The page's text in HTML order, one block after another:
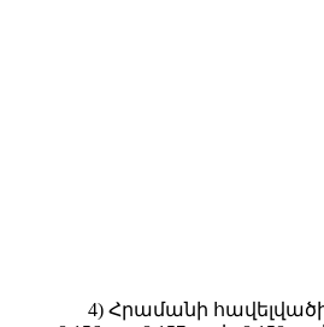
4) Հրամանի